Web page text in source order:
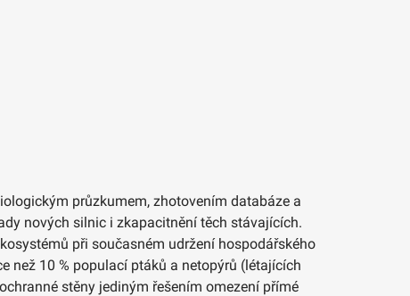
průzkumem, zhotovením databáze a
nových silnic i zkapacitnění těch stávajících.
při současném udržení hospodářského
než 10 % populací ptáků a netopýrů (létajících
stěny jediným řešením omezení přímé